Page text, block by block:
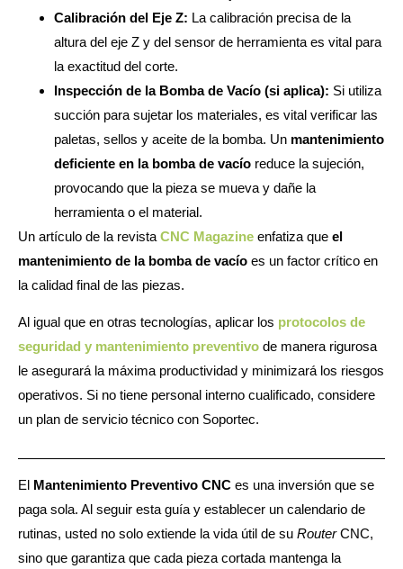
Calibración del Eje Z: La calibración precisa de la
altura del eje Z y del sensor de herramienta es vital para
la exactitud del corte.
Inspección de la Bomba de Vacío (si aplica): Si utiliza
succión para sujetar los materiales, es vital verificar las
paletas, sellos y aceite de la bomba. Un mantenimiento
deficiente en la bomba de vacío reduce la sujeción,
provocando que la pieza se mueva y dañe la
herramienta o el material.
Un artículo de la revista CNC Magazine enfatiza que el
mantenimiento de la bomba de vacío es un factor crítico en
la calidad final de las piezas.
Al igual que en otras tecnologías, aplicar los protocolos de
seguridad y mantenimiento preventivo de manera rigurosa
le asegurará la máxima productividad y minimizará los riesgos
operativos. Si no tiene personal interno cualificado, considere
un plan de servicio técnico con Soportec.
El Mantenimiento Preventivo CNC es una inversión que se
paga sola. Al seguir esta guía y establecer un calendario de
rutinas, usted no solo extiende la vida útil de su RouterCNC,
sino que garantiza que cada pieza cortada mantenga la